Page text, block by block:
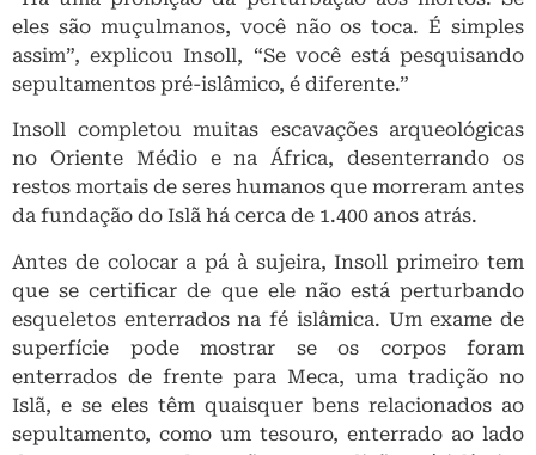
eles são muçulmanos, você não os toca. É simples
assim”, explicou Insoll, “Se você está pesquisando
sepultamentos pré-islâmico, é diferente.”
Insoll completou muitas escavações arqueológicas
no Oriente Médio e na África, desenterrando os
restos mortais de seres humanos que morreram antes
da fundação do Islã há cerca de 1.400 anos atrás.
Antes de colocar a pá à sujeira, Insoll primeiro tem
que se certificar de que ele não está perturbando
esqueletos enterrados na fé islâmica. Um exame de
superfície pode mostrar se os corpos foram
enterrados de frente para Meca, uma tradição no
Islã, e se eles têm quaisquer bens relacionados ao
sepultamento, como um tesouro, enterrado ao lado